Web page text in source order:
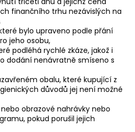
finančního trhu nezávislých na
bylo upraveno podle přání
jeho osobu,
podléhá rychlé zkáze, jakož i
dodání nenávratně smíseno s
obalu, které kupující z
důvodů jej není možné
obrazové nahrávky nebo
pokud porušil jejich